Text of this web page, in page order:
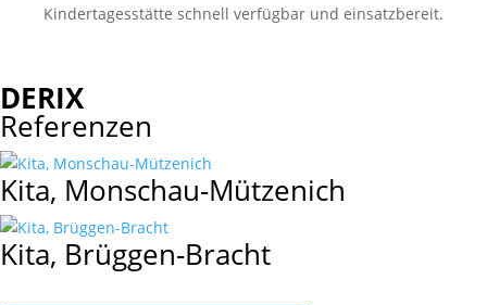
Kindertagesstätte schnell verfügbar und einsatzbereit.
DERIX
Referenzen
Kita, Monschau-Mützenich
Kita, Brüggen-Bracht